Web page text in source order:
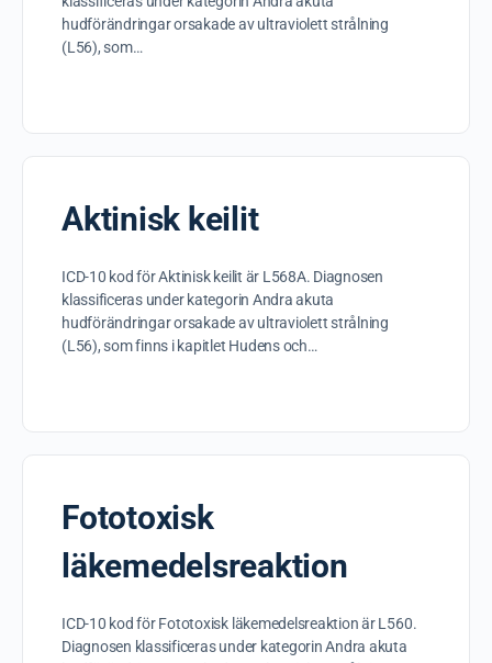
hudförändringar orsakade av ultraviolett strålning
(L56), som…
Aktinisk keilit
ICD-10 kod för Aktinisk keilit är L568A. Diagnosen
klassificeras under kategorin Andra akuta
hudförändringar orsakade av ultraviolett strålning
(L56), som finns i kapitlet Hudens och…
Fototoxisk
läkemedelsreaktion
ICD-10 kod för Fototoxisk läkemedelsreaktion är L560.
Diagnosen klassificeras under kategorin Andra akuta